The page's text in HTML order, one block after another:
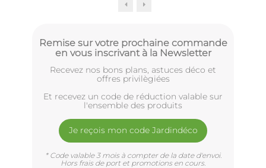
Remise sur votre prochaine commande
en vous inscrivant à la Newsletter
Recevez nos bons plans, astuces déco et
offres privilègiées
Et recevez un code de réduction valable sur
l'ensemble des produits
Je reçois mon code Jardindéco
* Code valable 3 mois à compter de la date d'envoi.
Hors frais de port et promotions en cours.